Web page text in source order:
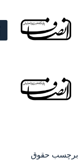
content
برچسب حقوق